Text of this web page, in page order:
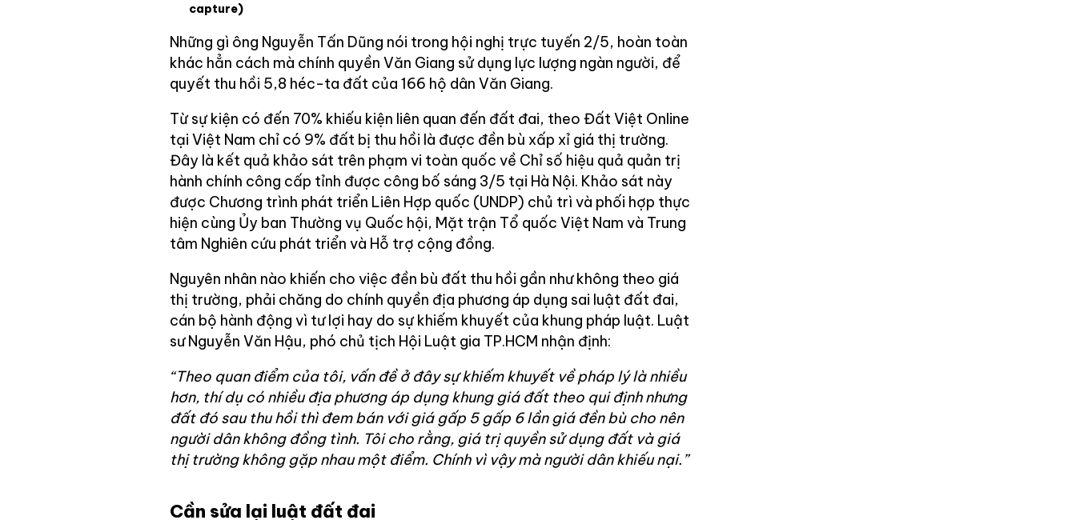
capture)
Những gì ông Nguyễn Tấn Dũng nói trong hội nghị trực tuyến 2/5, hoàn toàn
khác hẳn cách mà chính quyền Văn Giang sử dụng lực lượng ngàn người, để
quyết thu hồi 5,8 héc-ta đất của 166 hộ dân Văn Giang.
Từ sự kiện có đến 70% khiếu kiện liên quan đến đất đai, theo Đất Việt Online
tại Việt Nam chỉ có 9% đất bị thu hồi là được đền bù xấp xỉ giá thị trường.
Đây là kết quả khảo sát trên phạm vi toàn quốc về Chỉ số hiệu quả quản trị
hành chính công cấp tỉnh được công bố sáng 3/5 tại Hà Nội. Khảo sát này
được Chương trình phát triển Liên Hợp quốc (UNDP) chủ trì và phối hợp thực
hiện cùng Ủy ban Thường vụ Quốc hội, Mặt trận Tổ quốc Việt Nam và Trung
tâm Nghiên cứu phát triển và Hỗ trợ cộng đồng.
Nguyên nhân nào khiến cho việc đền bù đất thu hồi gần như không theo giá
thị trường, phải chăng do chính quyền địa phương áp dụng sai luật đất đai,
cán bộ hành động vì tư lợi hay do sự khiếm khuyết của khung pháp luật. Luật
sư Nguyễn Văn Hậu, phó chủ tịch Hội Luật gia TP.HCM nhận định:
“Theo quan điểm của tôi, vấn đề ở đây sự khiếm khuyết về pháp lý là nhiều
hơn, thí dụ có nhiều địa phương áp dụng khung giá đất theo qui định nhưng
đất đó sau thu hồi thì đem bán với giá gấp 5 gấp 6 lần giá đền bù cho nên
người dân không đồng tình. Tôi cho rằng, giá trị quyền sử dụng đất và giá
thị trường không gặp nhau một điểm. Chính vì vậy mà người dân khiếu nại.”
Cần sửa lại luật đất đai